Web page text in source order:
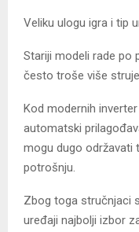
Veliku ulogu igra i tip
Stariji modeli rade po
često troše više
Kod modernih
automatski
mogu dugo održavati
potrošnju.
Zbog toga stručnjaci
uređaji najbolji izbor